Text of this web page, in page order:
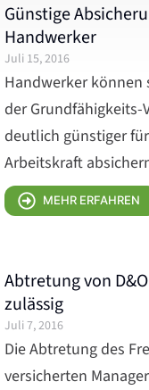
Günstige
Handwerker
Juli 15, 2016
Handwerker können
der Grundfähigkeits-
deutlich günstiger
Arbeitskraft
MEHR ERFAHREN
Abtretung von
zulässig
Juli 7, 2016
Die Abtretung des
versicherten